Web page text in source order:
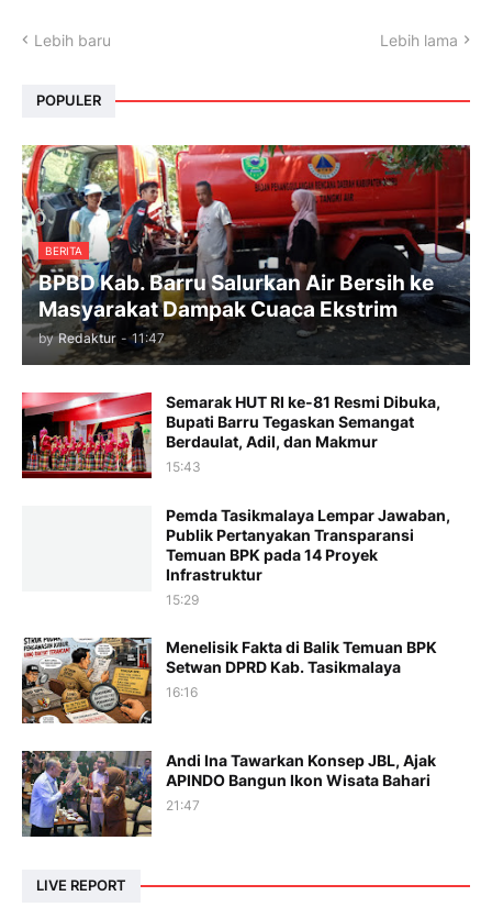
Lebih baru Lebih lama
POPULER
BERITA
BPBD Kab. Barru Salurkan Air Bersih ke
Masyarakat Dampak Cuaca Ekstrim
by Redaktur - 11:47
Semarak HUT RI ke-81 Resmi Dibuka,
Bupati Barru Tegaskan Semangat
Berdaulat, Adil, dan Makmur
15:43
Pemda Tasikmalaya Lempar Jawaban,
Publik Pertanyakan Transparansi
Temuan BPK pada 14 Proyek
Infrastruktur
15:29
Menelisik Fakta di Balik Temuan BPK
Setwan DPRD Kab. Tasikmalaya
16:16
Andi Ina Tawarkan Konsep JBL, Ajak
APINDO Bangun Ikon Wisata Bahari
21:47
LIVE REPORT